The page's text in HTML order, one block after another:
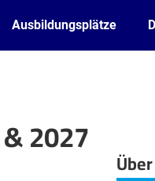
Ausbildungsplätze
2027
OpenStreetMap2contributors